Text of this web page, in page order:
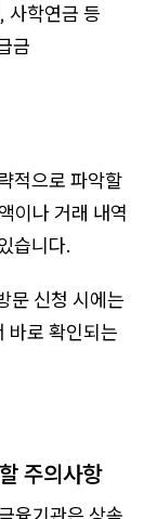
사학연금 등
금
적으로 파악할
이나 거래 내역
습니다.
문 신청 시에는
바로 확인되는
주의사항